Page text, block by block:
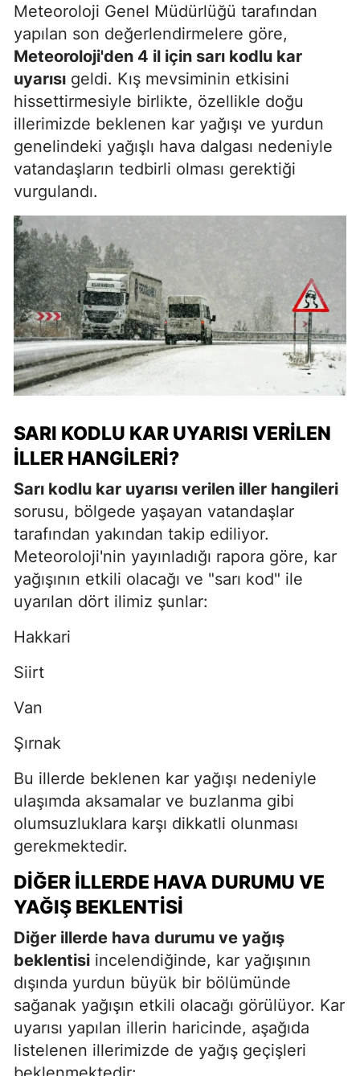
Meteoroloji Genel Müdürlüğü tarafından
yapılan son değerlendirmelere göre,
Meteoroloji'den 4 il için sarı kodlu kar
uyarısı geldi. Kış mevsiminin etkisini
hissettirmesiyle birlikte, özellikle doğu
illerimizde beklenen kar yağışı ve yurdun
genelindeki yağışlı hava dalgası nedeniyle
vatandaşların tedbirli olması gerektiği
vurgulandı.
SARI KODLU KAR UYARISI VERILEN
İLLER HANGILERI?
Sarı kodlu kar uyarısı verilen iller hangileri
sorusu, bölgede yaşayan vatandaşlar
tarafından yakından takip ediliyor.
Meteoroloji'nin yayınladığı rapora göre, kar
yağışının etkili olacağı ve "sarı kod" ile
uyarılan dört ilimiz şunlar:
Hakkari
Siirt
Van
Şırnak
Bu illerde beklenen kar yağışı nedeniyle
ulaşımda aksamalar ve buzlanma gibi
olumsuzluklara karşı dikkatli olunması
gerekmektedir.
DIĞER İLLERDE HAVA DURUMU VE
YAĞIŞ BEKLENTISI
Diğer illerde hava durumu ve yağış
beklentisi incelendiğinde, kar yağışının
dışında yurdun büyük bir bölümünde
sağanak yağışın etkili olacağı görülüyor. Kar
uyarısı yapılan illerin haricinde, aşağıda
listelenen illerimizde de yağış geçişleri